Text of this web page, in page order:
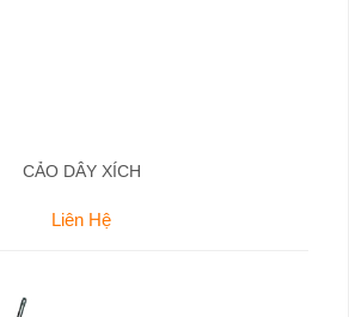
CẢO DÂY XÍCH
Liên Hệ